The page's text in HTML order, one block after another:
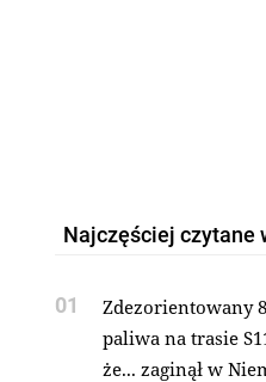
Najczęściej czytane
01
Zdezorientowany
paliwa na trasie
że... zaginął w